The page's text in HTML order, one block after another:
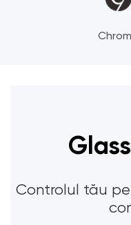
Controlul tău